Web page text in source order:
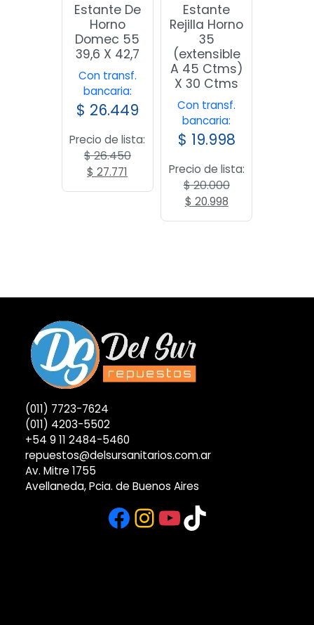
Estante De
Horno
Domec 55
39,6 X 42,7
Con transf.
bancaria:
$ 26.449
Precio de lista:
$26.450
El
$ 27.771
precio
Estante
Rejilla Horno
35
(extensible
A 45 Ctms)
X 30 Ctms
Con transf.
bancaria:
$ 19.998
Precio de lista:
$20.000
El
$ 20.998El
precio
(011) 7723-7624
(011) 4203-5502
+54 9 11 2484-5460
repuestos@delsursanitarios.com.ar
Av. Mitre 1755
Avellaneda, Pcia. de Buenos Aires
Facebook
Instagram
YouTube
TikTok